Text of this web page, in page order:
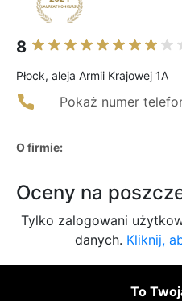
8
Płock, aleja Armii Krajowej 1A
Pokaż numer
O firmie:
Oceny na
Tylko zalogowani
danych. Kliknij,
To